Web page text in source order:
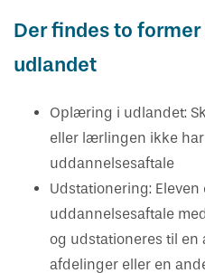
Der findes to
udlandet
Oplæring i udlandet:
eller lærlingen ikke
uddannelsesaftale
Udstationering:
uddannelsesaftale
og udstationeres til en
afdelinger eller en